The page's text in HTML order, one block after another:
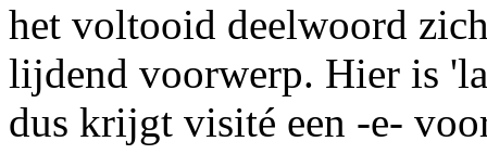
het voltooid deelwoord
lijdend voorwerp. Hier is
dus krijgt visité een -e-